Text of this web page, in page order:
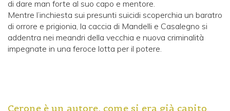
di dare man forte al suo capo e mentore.
Mentre l’inchiesta sui presunti suicidi scoperchia un baratro
di orrore e prigionia, la caccia di Mandelli e Casalegno si
addentra nei meandri della vecchia e nuova criminalità
impegnate in una feroce lotta per il potere.
Cerone è un autore, come si era già capito